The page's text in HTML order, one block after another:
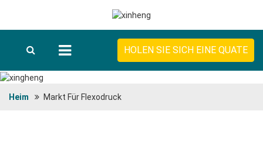
HOLEN SIE SICH EINE QUATE
Heim Markt Für Flexodruck